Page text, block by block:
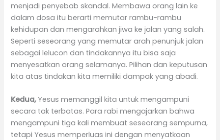
menjadi penyebab skandal. Membawa orang lain ke
dalam dosa itu berarti memutar rambu-rambu
kehidupan dan mengarahkan jiwa ke jalan yang salah.
Seperti seseorang yang memutar arah penunjuk jalan
sebagai lelucon dan tindakannya itu bisa saja
menyesatkan orang selamanya. Pilihan dan keputusan
kita atas tindakan kita memiliki dampak yang abadi.
Kedua,Yesus memanggil kita untuk mengampuni
secara tak terbatas. Para rabi mengajarkan bahwa
mengampuni tiga kali membuat seseorang sempurna,
tetapi Yesus memperluas ini dengan menyatkaan